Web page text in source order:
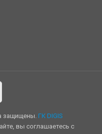
защищены. ГК DIGIS
вы соглашаетесь с